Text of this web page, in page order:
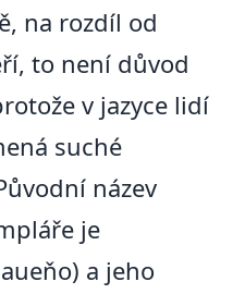
na rozdíl od
to není důvod
v jazyce lidí
suché
název
je
a jeho